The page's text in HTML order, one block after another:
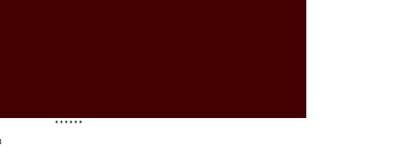
******
2003